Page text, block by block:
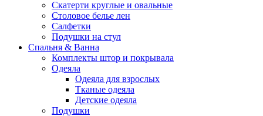
Скатерти круглые и овальные
Столовое белье лен
Салфетки
Подушки на стул
Спальня & Ванна
Комплекты штор и покрывала
Одеяла
Одеяла для взрослых
Тканые одеяла
Детские одеяла
Подушки